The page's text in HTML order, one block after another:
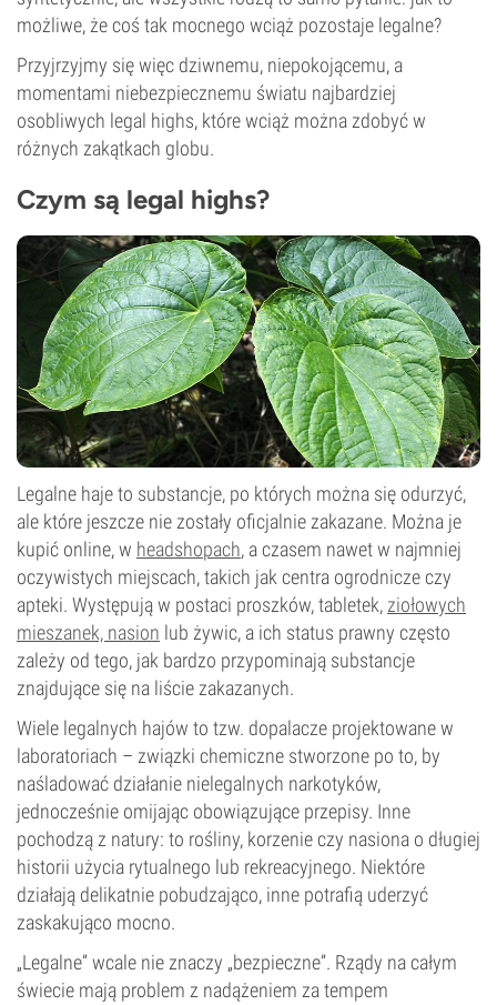
możliwe, że coś tak mocnego wciąż pozostaje legalne?
Przyjrzyjmy się więc dziwnemu, niepokojącemu, a
momentami niebezpiecznemu światu najbardziej
osobliwych legal highs, które wciąż można zdobyć w
różnych zakątkach globu.
Czym są legal highs?
Legalne haje to substancje, po których można się odurzyć,
ale które jeszcze nie zostały oficjalnie zakazane. Można je
kupić online, w headshopach, a czasem nawet w najmniej
oczywistych miejscach, takich jak centra ogrodnicze czy
apteki. Występują w postaci proszków, tabletek, ziołowych
mieszanek, nasion lub żywic, a ich status prawny często
zależy od tego, jak bardzo przypominają substancje
znajdujące się na liście zakazanych.
Wiele legalnych hajów to tzw. dopalacze projektowane w
laboratoriach – związki chemiczne stworzone po to, by
naśladować działanie nielegalnych narkotyków,
jednocześnie omijając obowiązujące przepisy. Inne
pochodzą z natury: to rośliny, korzenie czy nasiona o długiej
historii użycia rytualnego lub rekreacyjnego. Niektóre
działają delikatnie pobudzająco, inne potrafią uderzyć
zaskakująco mocno.
„Legalne” wcale nie znaczy „bezpieczne”. Rządy na całym
świecie mają problem z nadążeniem za tempem